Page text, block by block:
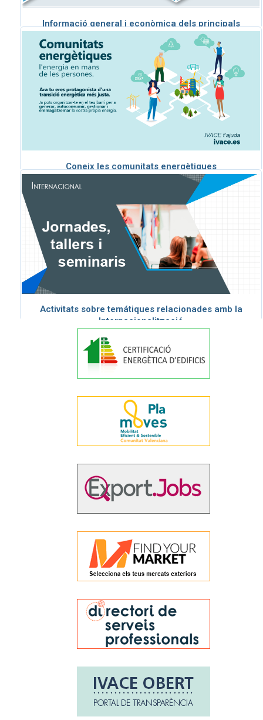
Informació general i econòmica dels principals
Coneix les comunitats energètiques
Activitats sobre temátiques relacionades amb la
Internacionalització